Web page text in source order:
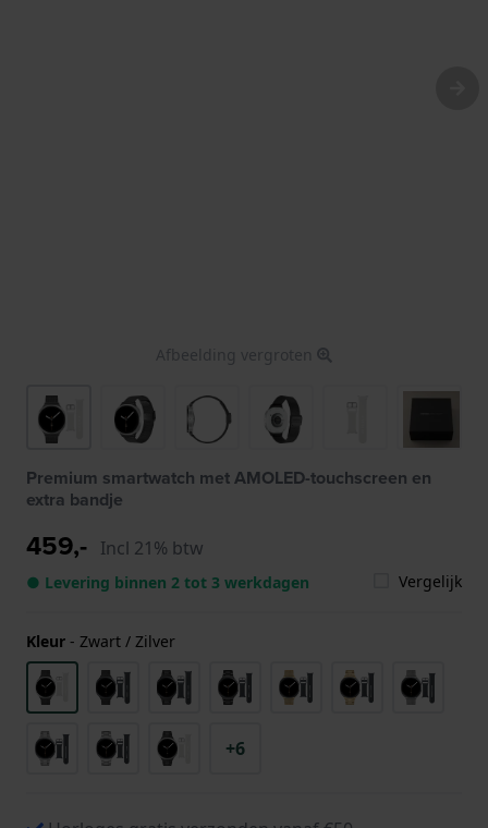
Afbeelding vergroten
Premium smartwatch met AMOLED-touchscreen en
extra bandje
459,- Incl 21% btw
● Levering binnen 2 tot 3 werkdagen Vergelijk
Kleur - Zwart / Zilver
+6